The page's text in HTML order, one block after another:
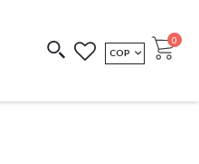
REDIMIR CÓDIGO
MONEDA
COP Cart
0